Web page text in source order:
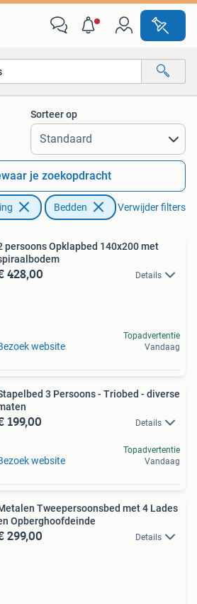
Alle afstanden…
Sorteer op
je zoekopdracht
Bedden Verwijder filters
persoons Opklapbed 140x200 met
428,00 Details
website
Topadvertentie
Vandaag
3 Persoons - Triobed - diverse
199,00 Details
website
Topadvertentie
Vandaag
Tweepersoonsbed met 4 Lades
Opberghoofdeinde
299,00 Details